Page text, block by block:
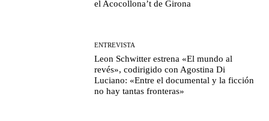
el Acocollona’t de Girona
ENTREVISTA
Leon Schwitter estrena «El mundo al
revés», codirigido con Agostina Di
Luciano: «Entre el documental y la ficción
no hay tantas fronteras»